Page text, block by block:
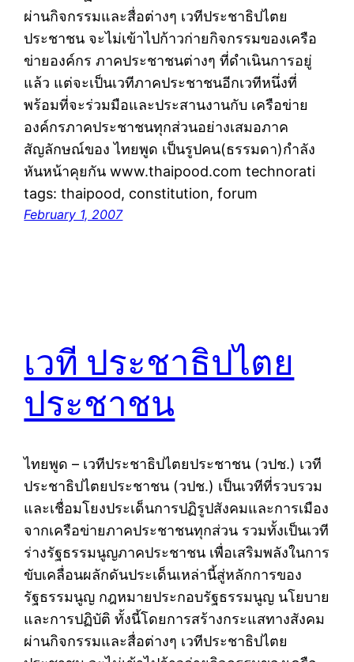
ผ่านกิจกรรมและสื่อต่างๆ เวทีประชาธิปไตย
ประชาชน จะไม่เข้าไปก้าวก่ายกิจกรรมของเครือ
ข่ายองค์กร ภาคประชาชนต่างๆ ที่ดำเนินการอยู่
แล้ว แต่จะเป็นเวทีภาคประชาชนอีกเวทีหนึ่งที่
พร้อมที่จะร่วมมือและประสานงานกับ เครือข่าย
องค์กรภาคประชาชนทุกส่วนอย่างเสมอภาค
สัญลักษณ์ของ ไทยพูด เป็นรูปคน(ธรรมดา)กำลัง
หันหน้าคุยกัน www.thaipood.com technorati
tags: thaipood, constitution, forum
February 1, 2007
เวที ประชาธิปไตย
ประชาชน
ไทยพูด – เวทีประชาธิปไตยประชาชน (วปช.) เวที
ประชาธิปไตยประชาชน (วปช.) เป็น​เวที​ที่​รวบรวม​
และ​เชื่อมโยง​ประเด็น​การปฏิรูปสังคม​และ​การเมือง​
จาก​เครือข่ายภาคประชาชน​ทุกส่วน รวมทั้งเป็น​เวที
ร่างรัฐธรรมนูญภาคประชาชน เพื่อเสริมพลังในการ
ขับเคลื่อนผลักดันประเด็นเหล่านี้สู่หลักการของ​
รัฐธรรมนูญ กฎหมายประกอบรัฐธรรมนูญ นโยบาย​
และ​การปฏิบัติ ทั้งนี้โดย​การสร้างกระแสทางสังคม​
ผ่านกิจกรรมและสื่อต่างๆ เวที​ประชาธิปไตย​